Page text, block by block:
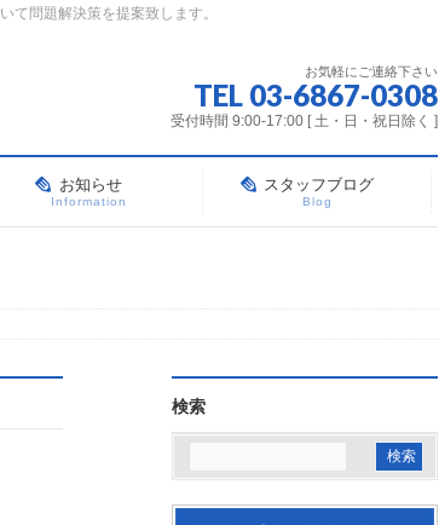
て問題解決策を提案致します。
お気軽にご連絡下さい
TEL 03-6867-0308
受付時間 9:00-17:00 [ 土・日・祝日除く ]
お知らせ
Information
スタッフブログ
Blog
検索